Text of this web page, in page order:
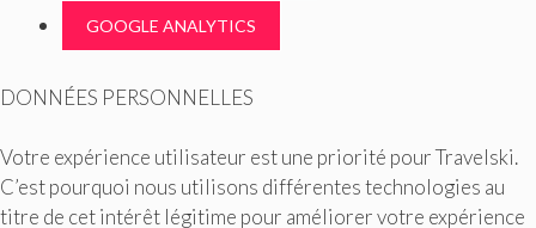
GOOGLE ANALYTICS
DONNÉES PERSONNELLES
Votre expérience utilisateur est une priorité pour Travelski.
C’est pourquoi nous utilisons différentes technologies au
titre de cet intérêt légitime pour améliorer votre expérience